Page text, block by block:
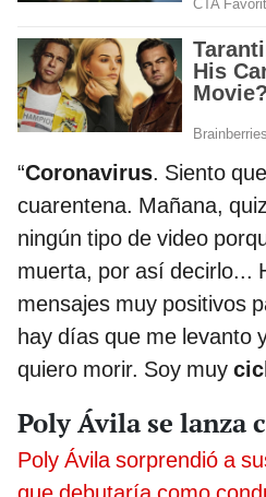
“Coronavirus. Siento
cuarentena. Mañana,
ningún tipo de video
muerta, por así decirlo...
mensajes muy positivos
hay días que me levanto
quiero morir. Soy muy
Poly Ávila se lanza
Poly Ávila sorprendió a